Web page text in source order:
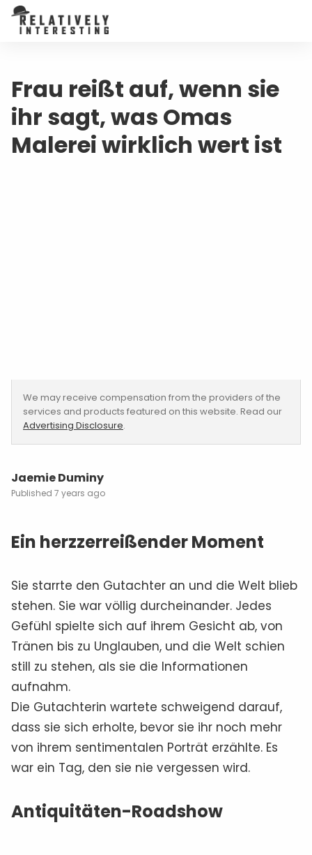
Frau reißt auf, wenn sie
ihr sagt, was Omas
Malerei wirklich wert ist
We may receive compensation from the providers of the
services and products featured on this website. Read our
Advertising Disclosure.
Jaemie Duminy
7 years ago
Ein herzzerreißender Moment
Sie starrte den Gutachter an und die Welt blieb
stehen. Sie war völlig durcheinander. Jedes
Gefühl spielte sich auf ihrem Gesicht ab, von
Tränen bis zu Unglauben, und die Welt schien
still zu stehen, als sie die Informationen
aufnahm.
Die Gutachterin wartete schweigend darauf,
dass sie sich erholte, bevor sie ihr noch mehr
von ihrem sentimentalen Porträt erzählte. Es
war ein Tag, den sie nie vergessen wird.
Antiquitäten-Roadshow